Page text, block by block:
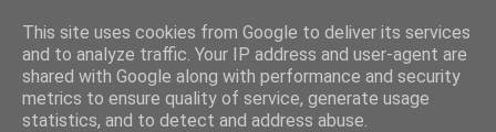
This site uses cookies from Google to deliver its services
and to analyze traffic. Your IP address and user-agent are
shared with Google along with performance and security
metrics to ensure quality of service, generate usage
statistics, and to detect and address abuse.